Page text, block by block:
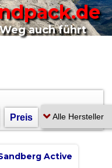
auch führt
Preis
Active